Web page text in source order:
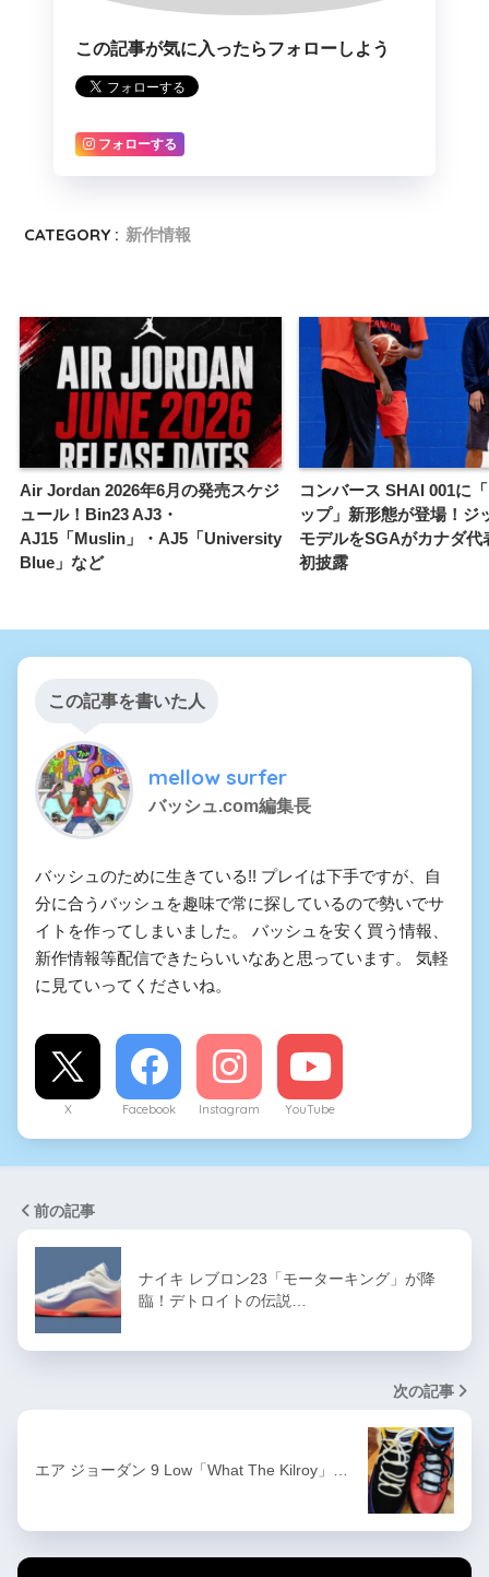
この記事が気に入ったらフォローしよう
フォローする
CATEGORY : 新作情報
Air Jordan 2026年6月の発売スケジ
ュール！Bin23 AJ3・
AJ15「Muslin」・AJ5「University
Blue」など
コンバース SHAI 001に
ップ」新形態が登場！ジ
モデルをSGAがカナダ代
初披露
この記事を書いた人
mellow surfer
バッシュ.com編集長
バッシュのために生きている!! プレイは下手ですが、自
分に合うバッシュを趣味で常に探しているので勢いでサ
イトを作ってしまいました。 バッシュを安く買う情報、
新作情報等配信できたらいいなあと思っています。 気軽
に見ていってくださいね。
X Facebook Instagram YouTube
前の記事
ナイキ レブロン23「モーターキング」が降
臨！デトロイトの伝説…
次の記事
エア ジョーダン 9 Low「What The Kilroy」…